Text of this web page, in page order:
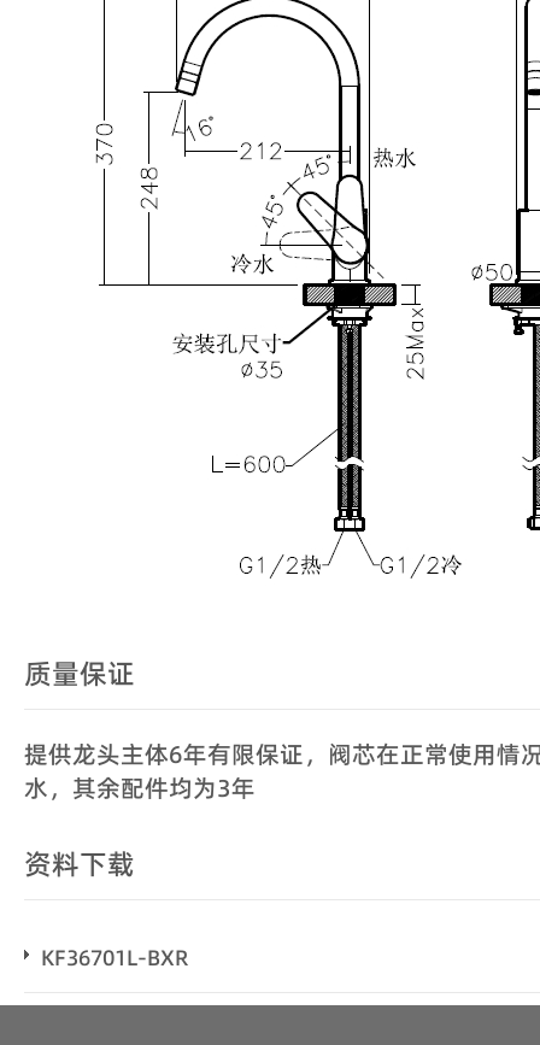
质量保证
提供龙头主体6年有限保证，阀芯在正常使用情
水，其余配件均为3年
资料下载
KF36701L-BXR